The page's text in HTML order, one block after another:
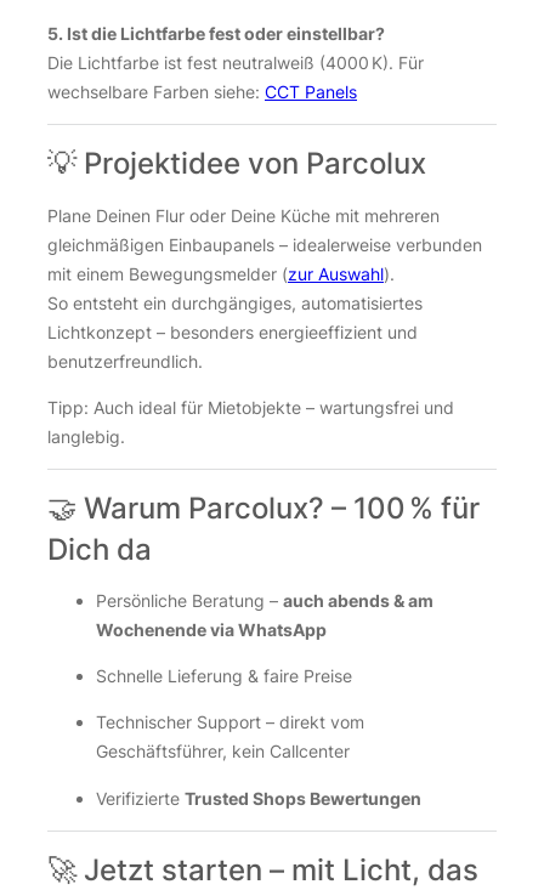
5. Ist die Lichtfarbe fest oder einstellbar?
Die Lichtfarbe ist fest neutralweiß (4000 K). Für
wechselbare Farben siehe: CCT Panels
💡 Projektidee von Parcolux
Plane Deinen Flur oder Deine Küche mit mehreren
gleichmäßigen Einbaupanels – idealerweise verbunden
mit einem Bewegungsmelder (zur Auswahl).
So entsteht ein durchgängiges, automatisiertes
Lichtkonzept – besonders energieeffizient und
benutzerfreundlich.
Tipp: Auch ideal für Mietobjekte – wartungsfrei und
langlebig.
🤝 Warum Parcolux? – 100 % für
Dich da
Persönliche Beratung – auch abends & am
Wochenende via WhatsApp
Schnelle Lieferung & faire Preise
Technischer Support – direkt vom
Geschäftsführer, kein Callcenter
Verifizierte Trusted Shops Bewertungen
🚀 Jetzt starten – mit Licht, das